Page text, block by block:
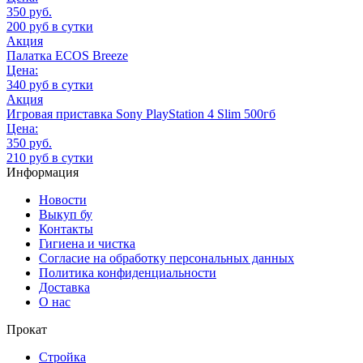
350 руб.
200 руб в сутки
Акция
Палатка ECOS Breeze
Цена:
340 руб в сутки
Акция
Игровая приставка Sony PlayStation 4 Slim 500гб
Цена:
350 руб.
210 руб в сутки
Информация
Новости
Выкуп бу
Контакты
Гигиена и чистка
Согласие на обработку персональных данных
Политика конфиденциальности
Доставка
О нас
Прокат
Стройка